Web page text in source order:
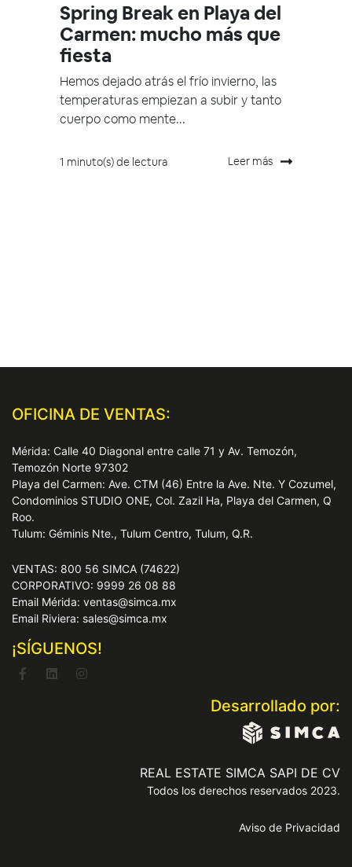
Spring Break en Playa del
Carmen: mucho más que
fiesta
Hemos dejado atrás el frío invierno, las
temperaturas empiezan a subir y tanto
cuerpo como mente...
1 minuto(s) de lectura Leer más
OFICINA DE VENTAS:
Mérida: Calle 40 Diagonal entre calle 71 y Av. Temozón,
Temozón Norte 97302
Playa del Carmen: Ave. CTM (46) Entre la Ave. Nte. Y Cozumel,
Condominios STUDIO ONE, Col. Zazil Ha, Playa del Carmen, Q
Roo.
Tulum: Géminis Nte., Tulum Centro, Tulum, Q.R.
VENTAS: 800 56 SIMCA (74622)
CORPORATIVO: 9999 26 08 88
Email Mérida: ventas@simca.mx
Email Riviera: sales@simca.mx
¡SÍGUENOS!
Desarrollado por:
REAL ESTATE SIMCA SAPI DE CV
Todos los derechos reservados 2023.
Aviso de Privacidad